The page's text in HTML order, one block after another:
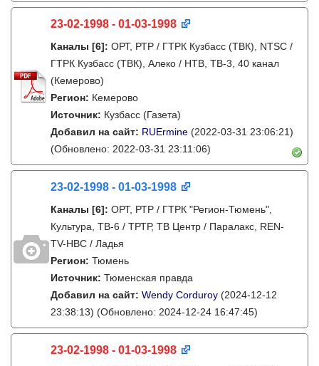
23-02-1998 - 01-03-1998
Каналы [6]: ОРТ, РТР / ГТРК Кузбасс (ТВК), NTSC /
ГТРК Кузбасс (ТВК), Алеко / НТВ, ТВ-3, 40 канал
(Кемерово)
Регион: Кемерово
Источник: Кузбасс (Газета)
Добавил на сайт: RUErmine (2022-03-31 23:06:21)
(Обновлено: 2022-03-31 23:11:06)
23-02-1998 - 01-03-1998
Каналы [6]: ОРТ, РТР / ГТРК "Регион-Тюмень",
Культура, ТВ-6 / ТРТР, ТВ Центр / Паралакс, REN-
TV-НВС / Ладья
Регион: Тюмень
Источник: Тюменская правда
Добавил на сайт: Wendy Corduroy (2024-12-12
23:38:13) (Обновлено: 2024-12-24 16:47:45)
23-02-1998 - 01-03-1998